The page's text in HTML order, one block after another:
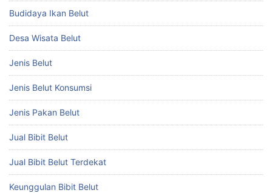
Budidaya Ikan Belut
Desa Wisata Belut
Jenis Belut
Jenis Belut Konsumsi
Jenis Pakan Belut
Jual Bibit Belut
Jual Bibit Belut Terdekat
Keunggulan Bibit Belut